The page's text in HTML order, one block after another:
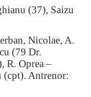
(37), Saizu
Nicolae, A.
(79 Dr.
R. Oprea –
(cpt). Antrenor: